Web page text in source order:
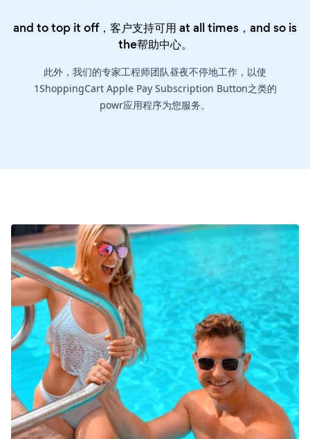
and to top it off，客户支持可用 at all times，and so is
the帮助中心。
此外，我们的专家工程师团队昼夜不停地工作，以使
1ShoppingCart Apple Pay Subscription Button之类的
powr应用程序为您服务。